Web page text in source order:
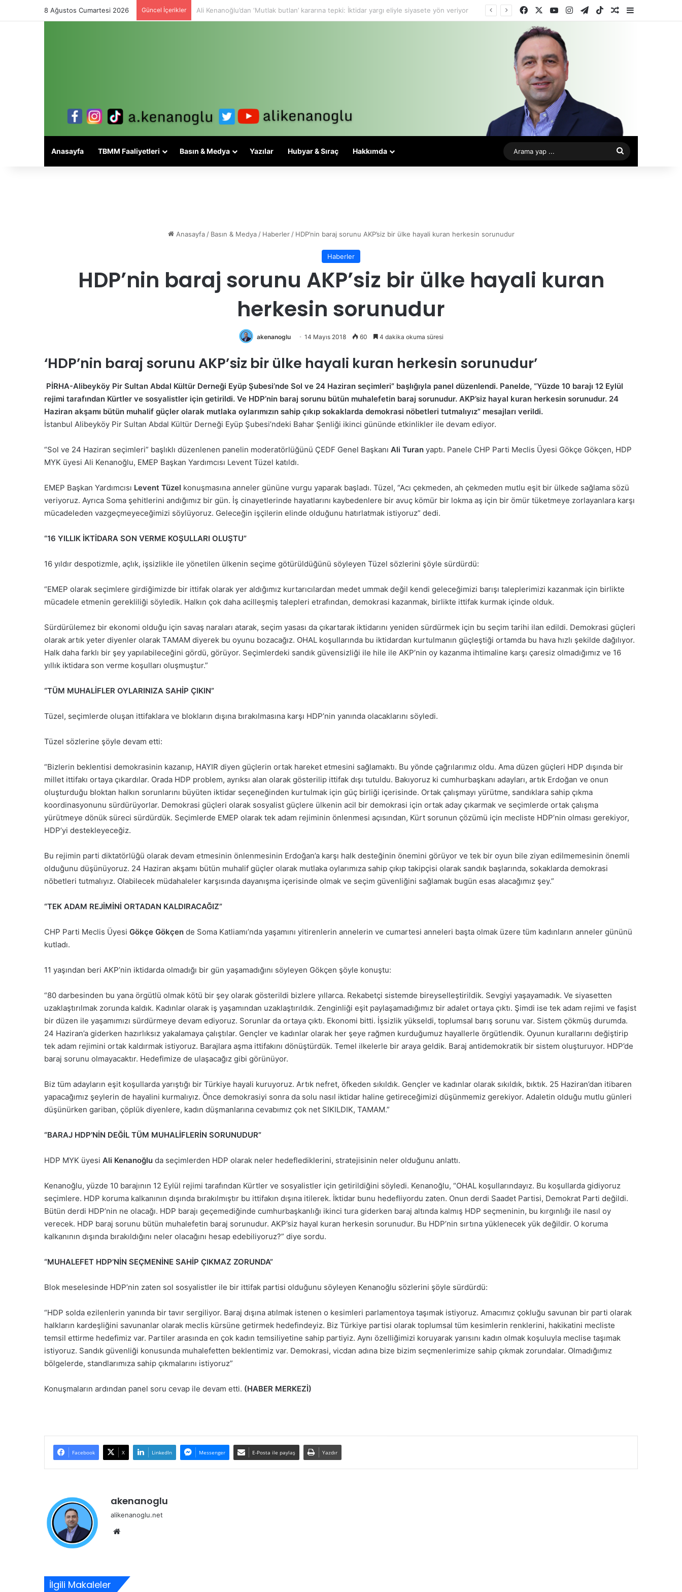
8 Ağustos Cumartesi 2026 Güncel İçerikler Alevi meselesi 3-5 valiyle çözülmez, bu bir eşit yurttaşlık sorunudur! FacebookYouTubeInstagram
TelegramTikTokRastgele Makale
Kenar
Anasayfa TBMM Faaliyetleri Basın & Medya Yazılar Hubyar & Sıraç Hakkımda
Arama
yap
Anasayfa / Basın & Medya / Haberler / HDP’nin baraj sorunu AKP’siz bir ülke hayali kuran herkesin sorunudur
Haberler
HDP’nin baraj sorunu AKP’siz bir ülke hayali kuran
herkesin sorunudur
akenanoglu 14 Mayıs 2018 60 4 dakika okuma süresi
‘HDP’nin baraj sorunu AKP’siz bir ülke hayali kuran herkesin sorunudur’
PİRHA-Alibeyköy Pir Sultan Abdal Kültür Derneği Eyüp Şubesi’nde Sol ve 24 Haziran seçimleri” başlığıyla panel düzenlendi. Panelde, “Yüzde 10 barajı 12 Eylül
rejimi tarafından Kürtler ve sosyalistler için getirildi. Ve HDP’nin baraj sorunu bütün muhalefetin baraj sorunudur. AKP’siz hayal kuran herkesin sorunudur. 24
Haziran akşamı bütün muhalif güçler olarak mutlaka oylarımızın sahip çıkıp sokaklarda demokrasi nöbetleri tutmalıyız” mesajları verildi.
İstanbul Alibeyköy Pir Sultan Abdal Kültür Derneği Eyüp Şubesi’ndeki Bahar Şenliği ikinci gününde etkinlikler ile devam ediyor.
“Sol ve 24 Haziran seçimleri” başlıklı düzenlenen panelin moderatörlüğünü ÇEDF Genel Başkanı Ali Turan yaptı. Panele CHP Parti Meclis Üyesi Gökçe Gökçen, HDP
MYK üyesi Ali Kenanoğlu, EMEP Başkan Yardımcısı Levent Tüzel katıldı.
EMEP Başkan Yardımcısı Levent Tüzel konuşmasına anneler gününe vurgu yaparak başladı. Tüzel, “Acı çekmeden, ah çekmeden mutlu eşit bir ülkede sağlama sözü
veriyoruz. Ayrıca Soma şehitlerini andığımız bir gün. İş cinayetlerinde hayatlarını kaybedenlere bir avuç kömür bir lokma aş için bir ömür tüketmeye zorlayanlara karşı
mücadeleden vazgeçmeyeceğimizi söylüyoruz. Geleceğin işçilerin elinde olduğunu hatırlatmak istiyoruz” dedi.
“16 YILLIK İKTİDARA SON VERME KOŞULLARI OLUŞTU”
16 yıldır despotizmle, açlık, işsizlikle ile yönetilen ülkenin seçime götürüldüğünü söyleyen Tüzel sözlerini şöyle sürdürdü:
“EMEP olarak seçimlere girdiğimizde bir ittifak olarak yer aldığımız kurtarıcılardan medet ummak değil kendi geleceğimizi barışı taleplerimizi kazanmak için birlikte
mücadele etmenin gerekliliği söyledik. Halkın çok daha acilleşmiş talepleri etrafından, demokrasi kazanmak, birlikte ittifak kurmak içinde olduk.
Sürdürülemez bir ekonomi olduğu için savaş naraları atarak, seçim yasası da çıkartarak iktidarını yeniden sürdürmek için bu seçim tarihi ilan edildi. Demokrasi güçleri
olarak artık yeter diyenler olarak TAMAM diyerek bu oyunu bozacağız. OHAL koşullarında bu iktidardan kurtulmanın güçleştiği ortamda bu hava hızlı şekilde dağılıyor.
Halk daha farklı bir şey yapılabileceğini gördü, görüyor. Seçimlerdeki sandık güvensizliği ile hile ile AKP’nin oy kazanma ihtimaline karşı çaresiz olmadığımız ve 16
yıllık iktidara son verme koşulları oluşmuştur.”
“TÜM MUHALİFLER OYLARINIZA SAHİP ÇIKIN”
Tüzel, seçimlerde oluşan ittifaklara ve blokların dışına bırakılmasına karşı HDP’nin yanında olacaklarını söyledi.
Tüzel sözlerine şöyle devam etti:
“Bizlerin beklentisi demokrasinin kazanıp, HAYIR diyen güçlerin ortak hareket etmesini sağlamaktı. Bu yönde çağrılarımız oldu. Ama düzen güçleri HDP dışında bir
millet ittifakı ortaya çıkardılar. Orada HDP problem, ayrıksı alan olarak gösterilip ittifak dışı tutuldu. Bakıyoruz ki cumhurbaşkanı adayları, artık Erdoğan ve onun
oluşturduğu bloktan halkın sorunlarını büyüten iktidar seçeneğinden kurtulmak için güç birliği içerisinde. Ortak çalışmayı yürütme, sandıklara sahip çıkma
koordinasyonunu sürdürüyorlar. Demokrasi güçleri olarak sosyalist güçlere ülkenin acil bir demokrasi için ortak aday çıkarmak ve seçimlerde ortak çalışma
yürütmeye dönük süreci sürdürdük. Seçimlerde EMEP olarak tek adam rejiminin önlenmesi açısından, Kürt sorunun çözümü için mecliste HDP’nin olması gerekiyor,
HDP’yi destekleyeceğiz.
Bu rejimin parti diktatörlüğü olarak devam etmesinin önlenmesinin Erdoğan’a karşı halk desteğinin önemini görüyor ve tek bir oyun bile ziyan edilmemesinin önemli
olduğunu düşünüyoruz. 24 Haziran akşamı bütün muhalif güçler olarak mutlaka oylarımıza sahip çıkıp takipçisi olarak sandık başlarında, sokaklarda demokrasi
nöbetleri tutmalıyız. Olabilecek müdahaleler karşısında dayanışma içerisinde olmak ve seçim güvenliğini sağlamak bugün esas alacağımız şey.”
“TEK ADAM REJİMİNİ ORTADAN KALDIRACAĞIZ”
CHP Parti Meclis Üyesi Gökçe Gökçen de Soma Katliamı’nda yaşamını yitirenlerin annelerin ve cumartesi anneleri başta olmak üzere tüm kadınların anneler gününü
kutladı.
11 yaşından beri AKP’nin iktidarda olmadığı bir gün yaşamadığını söyleyen Gökçen şöyle konuştu:
“80 darbesinden bu yana örgütlü olmak kötü bir şey olarak gösterildi bizlere yıllarca. Rekabetçi sistemde bireyselleştirildik. Sevgiyi yaşayamadık. Ve siyasetten
uzaklaştırılmak zorunda kaldık. Kadınlar olarak iş yaşamından uzaklaştırıldık. Zenginliği eşit paylaşamadığımız bir adalet ortaya çıktı. Şimdi ise tek adam rejimi ve faşist
bir düzen ile yaşamımızı sürdürmeye devam ediyoruz. Sorunlar da ortaya çıktı. Ekonomi bitti. İşsizlik yükseldi, toplumsal barış sorunu var. Sistem çökmüş durumda.
24 Haziran’a giderken hazırlıksız yakalamaya çalıştılar. Gençler ve kadınlar olarak her şeye rağmen kurduğumuz hayallerle örgütlendik. Oyunun kurallarını değiştirip
tek adam rejimini ortak kaldırmak istiyoruz. Barajlara aşma ittifakını dönüştürdük. Temel ilkelerle bir araya geldik. Baraj antidemokratik bir sistem oluşturuyor. HDP’de
baraj sorunu olmayacaktır. Hedefimize de ulaşacağız gibi görünüyor.
Biz tüm adayların eşit koşullarda yarıştığı bir Türkiye hayali kuruyoruz. Artık nefret, öfkeden sıkıldık. Gençler ve kadınlar olarak sıkıldık, bıktık. 25 Haziran’dan itibaren
yapacağımız şeylerin de hayalini kurmalıyız. Önce demokrasiyi sonra da solu nasıl iktidar haline getireceğimizi düşünmemiz gerekiyor. Adaletin olduğu mutlu günleri
düşünürken gariban, çöplük diyenlere, kadın düşmanlarına cevabımız çok net SIKILDIK, TAMAM.”
“BARAJ HDP’NİN DEĞİL TÜM MUHALİFLERİN SORUNUDUR”
HDP MYK üyesi Ali Kenanoğlu da seçimlerden HDP olarak neler hedeflediklerini, stratejisinin neler olduğunu anlattı.
Kenanoğlu, yüzde 10 barajının 12 Eylül rejimi tarafından Kürtler ve sosyalistler için getirildiğini söyledi. Kenanoğlu, “OHAL koşullarındayız. Bu koşullarda gidiyoruz
seçimlere. HDP koruma kalkanının dışında bırakılmıştır bu ittifakın dışına itilerek. İktidar bunu hedefliyordu zaten. Onun derdi Saadet Partisi, Demokrat Parti değildi.
Bütün derdi HDP’nin ne olacağı. HDP barajı geçemediğinde cumhurbaşkanlığı ikinci tura giderken baraj altında kalmış HDP seçmeninin, bu kırgınlığı ile nasıl oy
verecek. HDP baraj sorunu bütün muhalefetin baraj sorunudur. AKP’siz hayal kuran herkesin sorunudur. Bu HDP’nin sırtına yüklenecek yük değildir. O koruma
kalkanının dışında bırakıldığını neler olacağını hesap edebiliyoruz?” diye sordu.
“MUHALEFET HDP’NİN SEÇMENİNE SAHİP ÇIKMAZ ZORUNDA”
Blok meselesinde HDP’nin zaten sol sosyalistler ile bir ittifak partisi olduğunu söyleyen Kenanoğlu sözlerini şöyle sürdürdü:
“HDP solda ezilenlerin yanında bir tavır sergiliyor. Baraj dışına atılmak istenen o kesimleri parlamentoya taşımak istiyoruz. Amacımız çokluğu savunan bir parti olarak
halkların kardeşliğini savunanlar olarak meclis kürsüne getirmek hedefindeyiz. Biz Türkiye partisi olarak toplumsal tüm kesimlerin renklerini, hakikatini mecliste
temsil ettirme hedefimiz var. Partiler arasında en çok kadın temsiliyetine sahip partiyiz. Aynı özelliğimizi koruyarak yarısını kadın olmak koşuluyla meclise taşımak
istiyoruz. Sandık güvenliği konusunda muhalefetten beklentimiz var. Demokrasi, vicdan adına bize bizim seçmenlerimize sahip çıkmak zorundalar. Olmadığımız
bölgelerde, standlarımıza sahip çıkmalarını istiyoruz”
Konuşmaların ardından panel soru cevap ile devam etti. (HABER MERKEZİ)
Facebook X LinkedIn Messenger E-Posta ile paylaş Yazdır
akenanoglu
alikenanoglu.net
İlgili Makaleler